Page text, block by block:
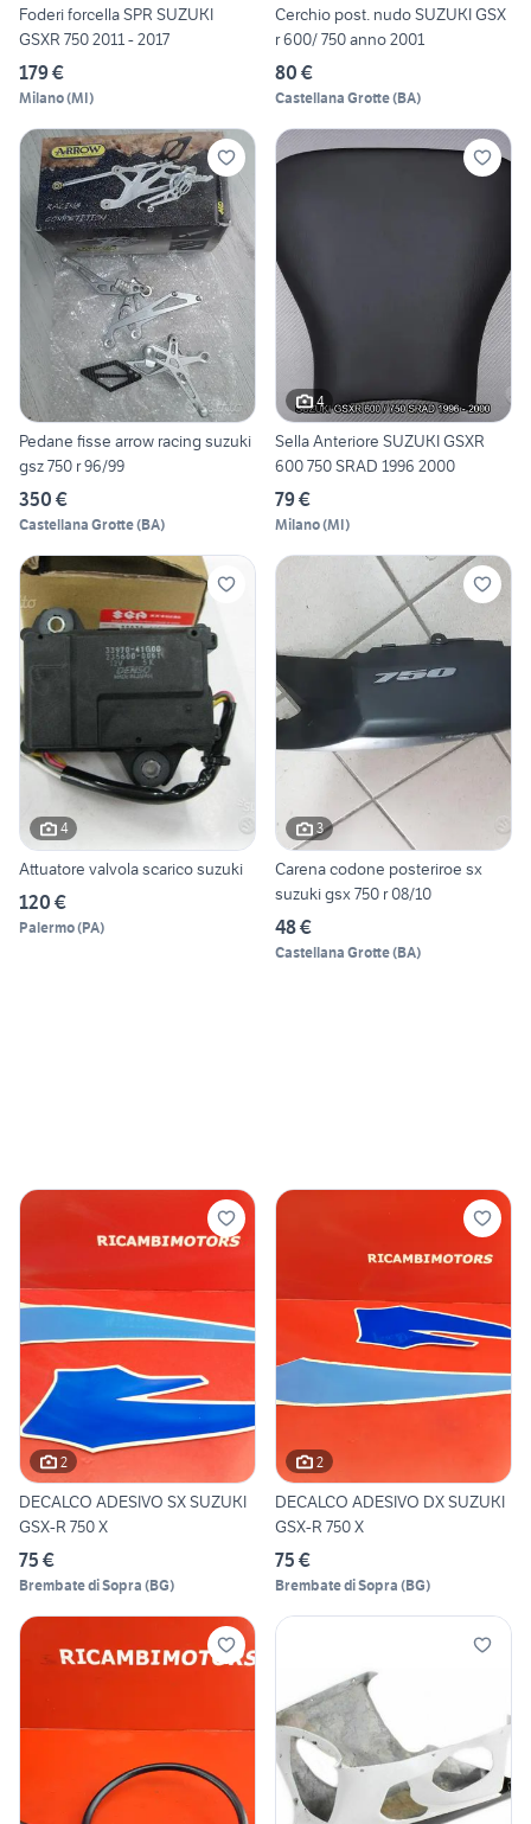
Foderi forcella SPR SUZUKI
GSXR 750 2011 - 2017
179 €
Milano(MI)
Cerchio post. nudo SUZUKI GSX
r 600/ 750 anno 2001
80 €
Castellana Grotte(BA)
Pedane fisse arrow racing suzuki
gsz 750 r 96/99
350 €
Castellana Grotte(BA)
4
Sella Anteriore SUZUKI GSXR
600 750 SRAD 1996 2000
79 €
Milano(MI)
4
Attuatore valvola scarico suzuki
120 €
Palermo(PA)
3
Carena codone posteriroe sx
suzuki gsx 750 r 08/10
48 €
Castellana Grotte(BA)
2
DECALCO ADESIVO SX SUZUKI
GSX-R 750 X
75 €
Brembate di Sopra (BG)
2
DECALCO ADESIVO DX SUZUKI
GSX-R 750 X
75 €
Brembate di Sopra (BG)